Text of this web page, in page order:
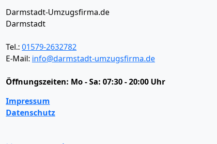
Darmstadt-Umzugsfirma.de
Darmstadt
Tel.: 01579-2632782
E-Mail: info@darmstadt-umzugsfirma.de
Öffnungszeiten: Mo - Sa: 07:30 - 20:00 Uhr
Impressum
Datenschutz